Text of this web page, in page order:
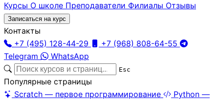
Курсы О школе Преподаватели Филиалы Отзывы
Записаться на курс
Контакты
+7 (495) 128-44-29
+7 (968) 808-64-55
Telegram
WhatsApp
Esc
Популярные страницы
Scratch — первое программирование
Python —